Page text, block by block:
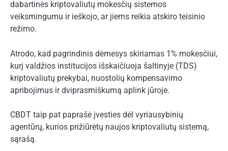
dabartinės kriptovaliutų mokesčių sistemos
veiksmingumu ir ieškojo, ar jiems reikia atskiro teisinio
režimo.
Atrodo, kad pagrindinis dėmesys skiriamas 1% mokesčiui,
kurį valdžios institucijos išskaičiuoja šaltinyje (TDS)
kriptovaliutų prekybai, nuostolių kompensavimo
apribojimus ir dviprasmiškumą aplink jūroje.
CBDT taip pat paprašė įvesties dėl vyriausybinių
agentūrų, kurios prižiūrėtų naujos kriptovaliutų sistemą,
sąrašą.